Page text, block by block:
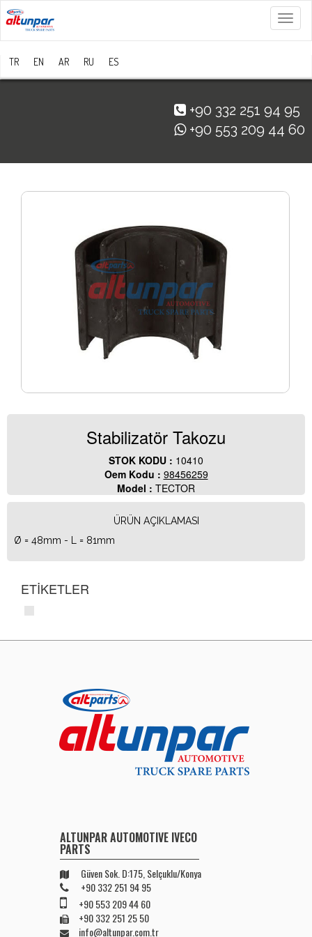
Menü
TR EN AR RU ES
+90 332 251 94 95
+90 553 209 44 60
Stabilizatör Takozu
STOK KODU : 10410
Oem Kodu : 98456259
Model : TECTOR
ÜRÜN AÇIKLAMASI
Ø = 48mm - L = 81mm
ETİKETLER
ALTUNPAR AUTOMOTIVE IVECO
PARTS
Güven Sok. D:175, Selçuklu/Konya
+90 332 251 94 95
+90 553 209 44 60
+90 332 251 25 50
info@altunpar.com.tr